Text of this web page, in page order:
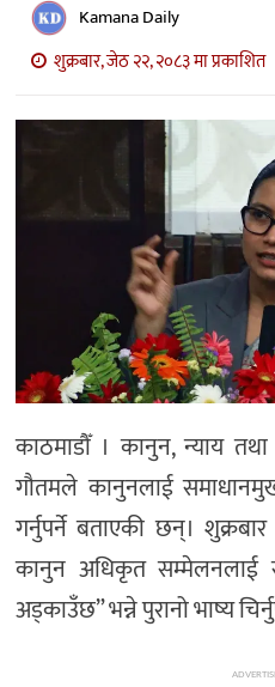
भिडियो
सिफारिस
Kamana Daily
शुक्रबार, जेठ २२, २०८३ मा प्रकाशित
काठमाडौँ । कानुन, न्याय तथा
गौतमले कानुनलाई
गर्नुपर्ने बताएकी छन्।
कानुन अधिकृत सम्मेलनलाई
अड्काउँछ” भन्ने पुरानो भाष्य